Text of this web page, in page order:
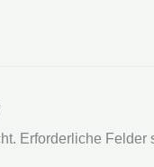
Erforderliche Felder